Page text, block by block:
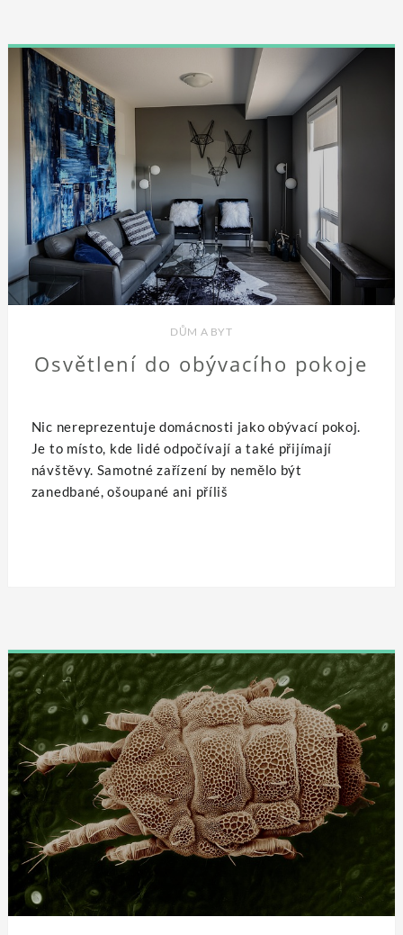
DŮM A BYT
Osvětlení do obývacího pokoje
Nic nereprezentuje domácnosti jako obývací pokoj.
Je to místo, kde lidé odpočívají a také přijímají
návštěvy. Samotné zařízení by nemělo být
zanedbané, ošoupané ani příliš